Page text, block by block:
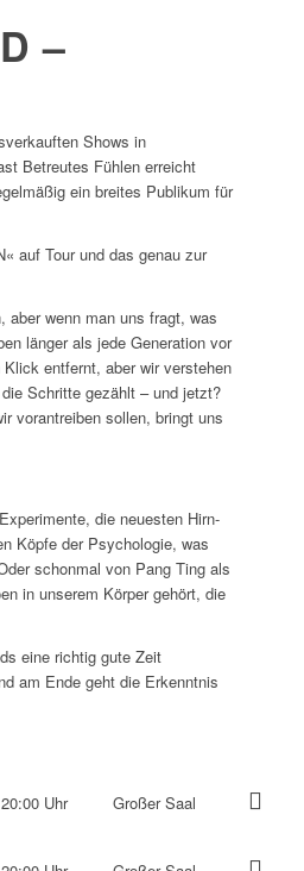
–
Shows in
Betreutes Fühlen erreicht
ein breites Publikum für
auf Tour und das genau zur
aber wenn man uns fragt, was
länger als jede Generation vor
entfernt, aber wir verstehen
Schritte gezählt – und jetzt?
vorantreiben sollen, bringt uns
die neuesten Hirn-
Köpfe der Psychologie, was
schonmal von Pang Ting als
in unserem Körper gehört, die
eine richtig gute Zeit
am Ende geht die Erkenntnis
20:00 Uhr Großer Saal